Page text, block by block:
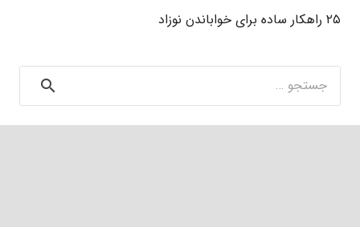
۲۵ راهکار ساده برای خواباندن نوزاد
برای: